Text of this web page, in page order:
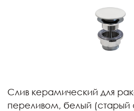
Слив керамический для
переливом, белый (старый